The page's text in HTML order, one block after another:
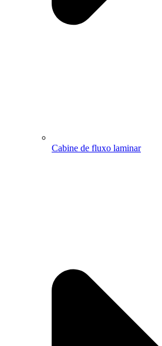
Cabine de fluxo laminar